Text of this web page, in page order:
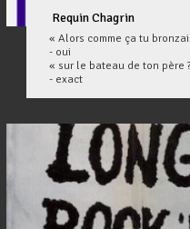
Requin Chagrin
« Alors comme ça tu
- oui
« sur le bateau de ton père
- exact